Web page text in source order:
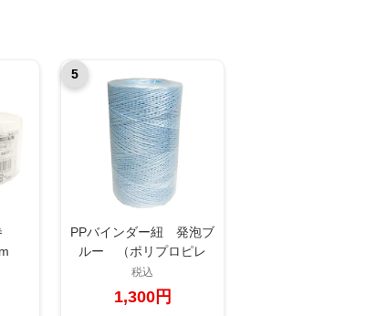
巻
5
PPバインダー紐 発泡ブ
ルー （ポリプロピレ
ン）
税込
1,300円